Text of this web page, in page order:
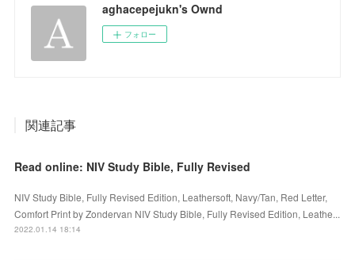
aghacepejukn's Ownd
フォロー
関連記事
Read online: NIV Study Bible, Fully Revised
NIV Study Bible, Fully Revised Edition, Leathersoft, Navy/Tan, Red Letter,
Comfort Print by Zondervan NIV Study Bible, Fully Revised Edition, Leathe...
2022.01.14 18:14